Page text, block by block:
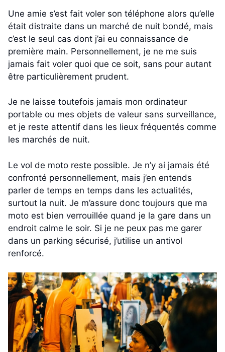
Une amie s’est fait voler son téléphone alors qu’elle
était distraite dans un marché de nuit bondé, mais
c’est le seul cas dont j’ai eu connaissance de
première main. Personnellement, je ne me suis
jamais fait voler quoi que ce soit, sans pour autant
être particulièrement prudent.
Je ne laisse toutefois jamais mon ordinateur
portable ou mes objets de valeur sans surveillance,
et je reste attentif dans les lieux fréquentés comme
les marchés de nuit.
Le vol de moto reste possible. Je n’y ai jamais été
confronté personnellement, mais j’en entends
parler de temps en temps dans les actualités,
surtout la nuit. Je m’assure donc toujours que ma
moto est bien verrouillée quand je la gare dans un
endroit calme le soir. Si je ne peux pas me garer
dans un parking sécurisé, j’utilise un antivol
renforcé.